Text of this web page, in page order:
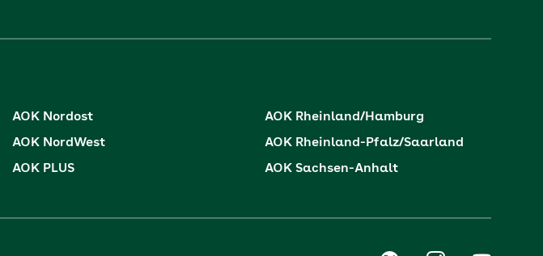
AOK Nordost
AOK NordWest
AOK PLUS
AOK Rheinland/Hamburg
AOK Rheinland-Pfalz/Saarland
AOK Sachsen-Anhalt